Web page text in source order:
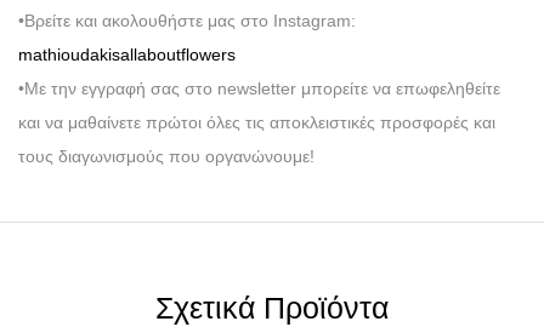
•Βρείτε και ακολουθήστε μας στο Instagram:
mathioudakisallaboutflowers
•Με την εγγραφή σας στο newsletter μπορείτε να επωφεληθείτε
και να μαθαίνετε πρώτοι όλες τις αποκλειστικές προσφορές και
τους διαγωνισμούς που οργανώνουμε!
Σχετικά Προϊόντα